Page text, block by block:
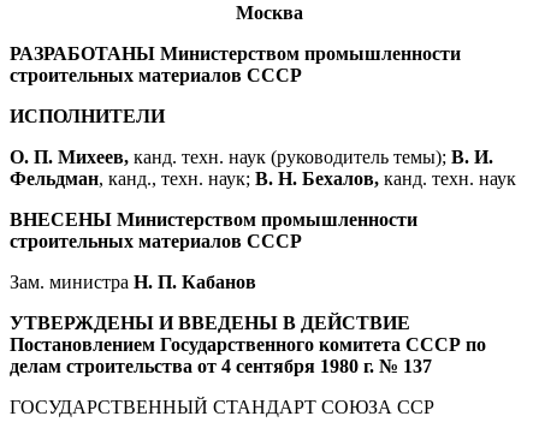
Москва
РАЗРАБОТАНЫ Министерством промышленности
строительных материалов СССР
ИСПОЛНИТЕЛИ
О. П. Михеев, канд. техн. наук (руководитель темы); В. И.
Фельдман, канд., техн. наук; В. Н. Бехалов, канд. техн. наук
ВНЕСЕНЫ Министерством промышленности
строительных материалов СССР
Зам. министра Н. П. Кабанов
УТВЕРЖДЕНЫ И ВВЕДЕНЫ В ДЕЙСТВИЕ
Постановлением Государственного комитета СССР по
делам строительства от 4 сентября 1980 г. № 137
ГОСУДАРСТВЕННЫЙ СТАНДАРТ СОЮЗА ССР